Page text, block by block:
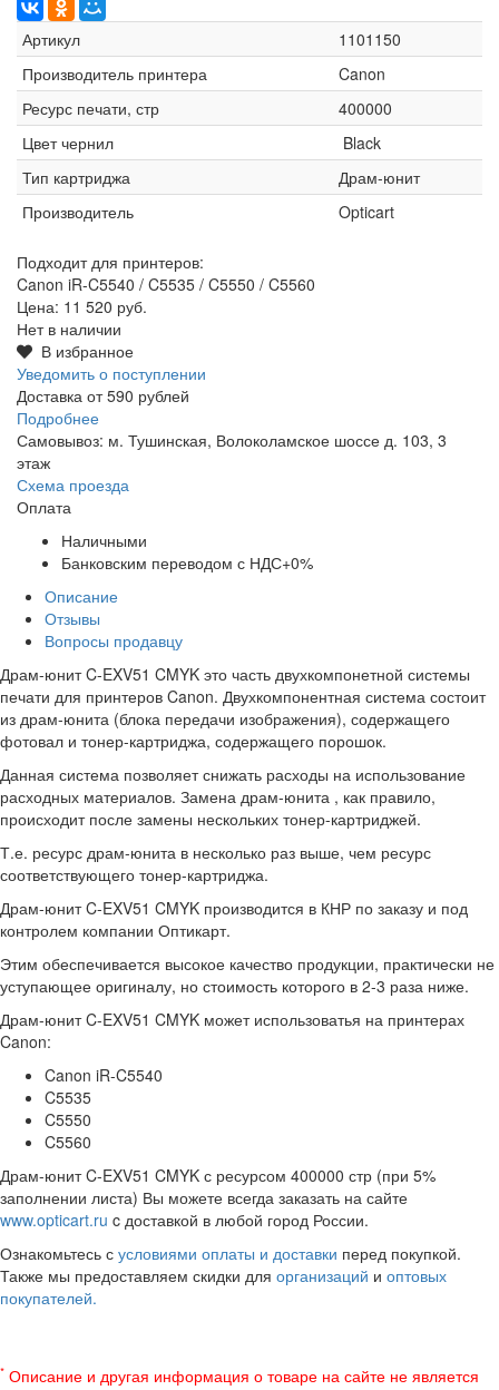
Артикул
1101150
Производитель принтера
Canon
Ресурс печати, стр
400000
Цвет чернил
Black
Тип картриджа
Драм-юнит
Производитель
Opticart
Подходит для принтеров:
Canon iR-C5540 / C5535 / C5550 / C5560
Цена: 11 520 руб.
Нет в наличии
В избранное
Уведомить о поступлении
Доставка от 590 рублей
Подробнее
Самовывоз: м. Тушинская, Волоколамское шоссе д. 103, 3
этаж
Схема проезда
Оплата
Наличными
Банковским переводом с НДС+0%
Описание
Отзывы
Вопросы продавцу
Драм-юнит C-EXV51 CMYK это часть двухкомпонетной системы
печати для принтеров Canon. Двухкомпонентная система состоит
из драм-юнита (блока передачи изображения), содержащего
фотовал и тонер-картриджа, содержащего порошок.
Данная система позволяет снижать расходы на использование
расходных материалов. Замена драм-юнита , как правило,
происходит после замены нескольких тонер-картриджей.
Т.е. ресурс драм-юнита в несколько раз выше, чем ресурс
соответствующего тонер-картриджа.
Драм-юнит C-EXV51 CMYK производится в КНР по заказу и под
контролем компании Оптикарт.
Этим обеспечивается высокое качество продукции, практически не
уступающее оригиналу, но стоимость которого в 2-3 раза ниже.
Драм-юнит C-EXV51 CMYK может использоватья на принтерах
Canon:
Canon iR-C5540
C5535
C5550
C5560
Драм-юнит C-EXV51 CMYK с ресурсом 400000 стр (при 5%
заполнении листа) Вы можете всегда заказать на сайте
www.opticart.ru c доставкой в любой город России.
Ознакомьтесь с условиями оплаты и доставки перед покупкой.
Также мы предоставляем скидки для организаций и оптовых
покупателей.
* Описание и другая информация о товаре на сайте не является